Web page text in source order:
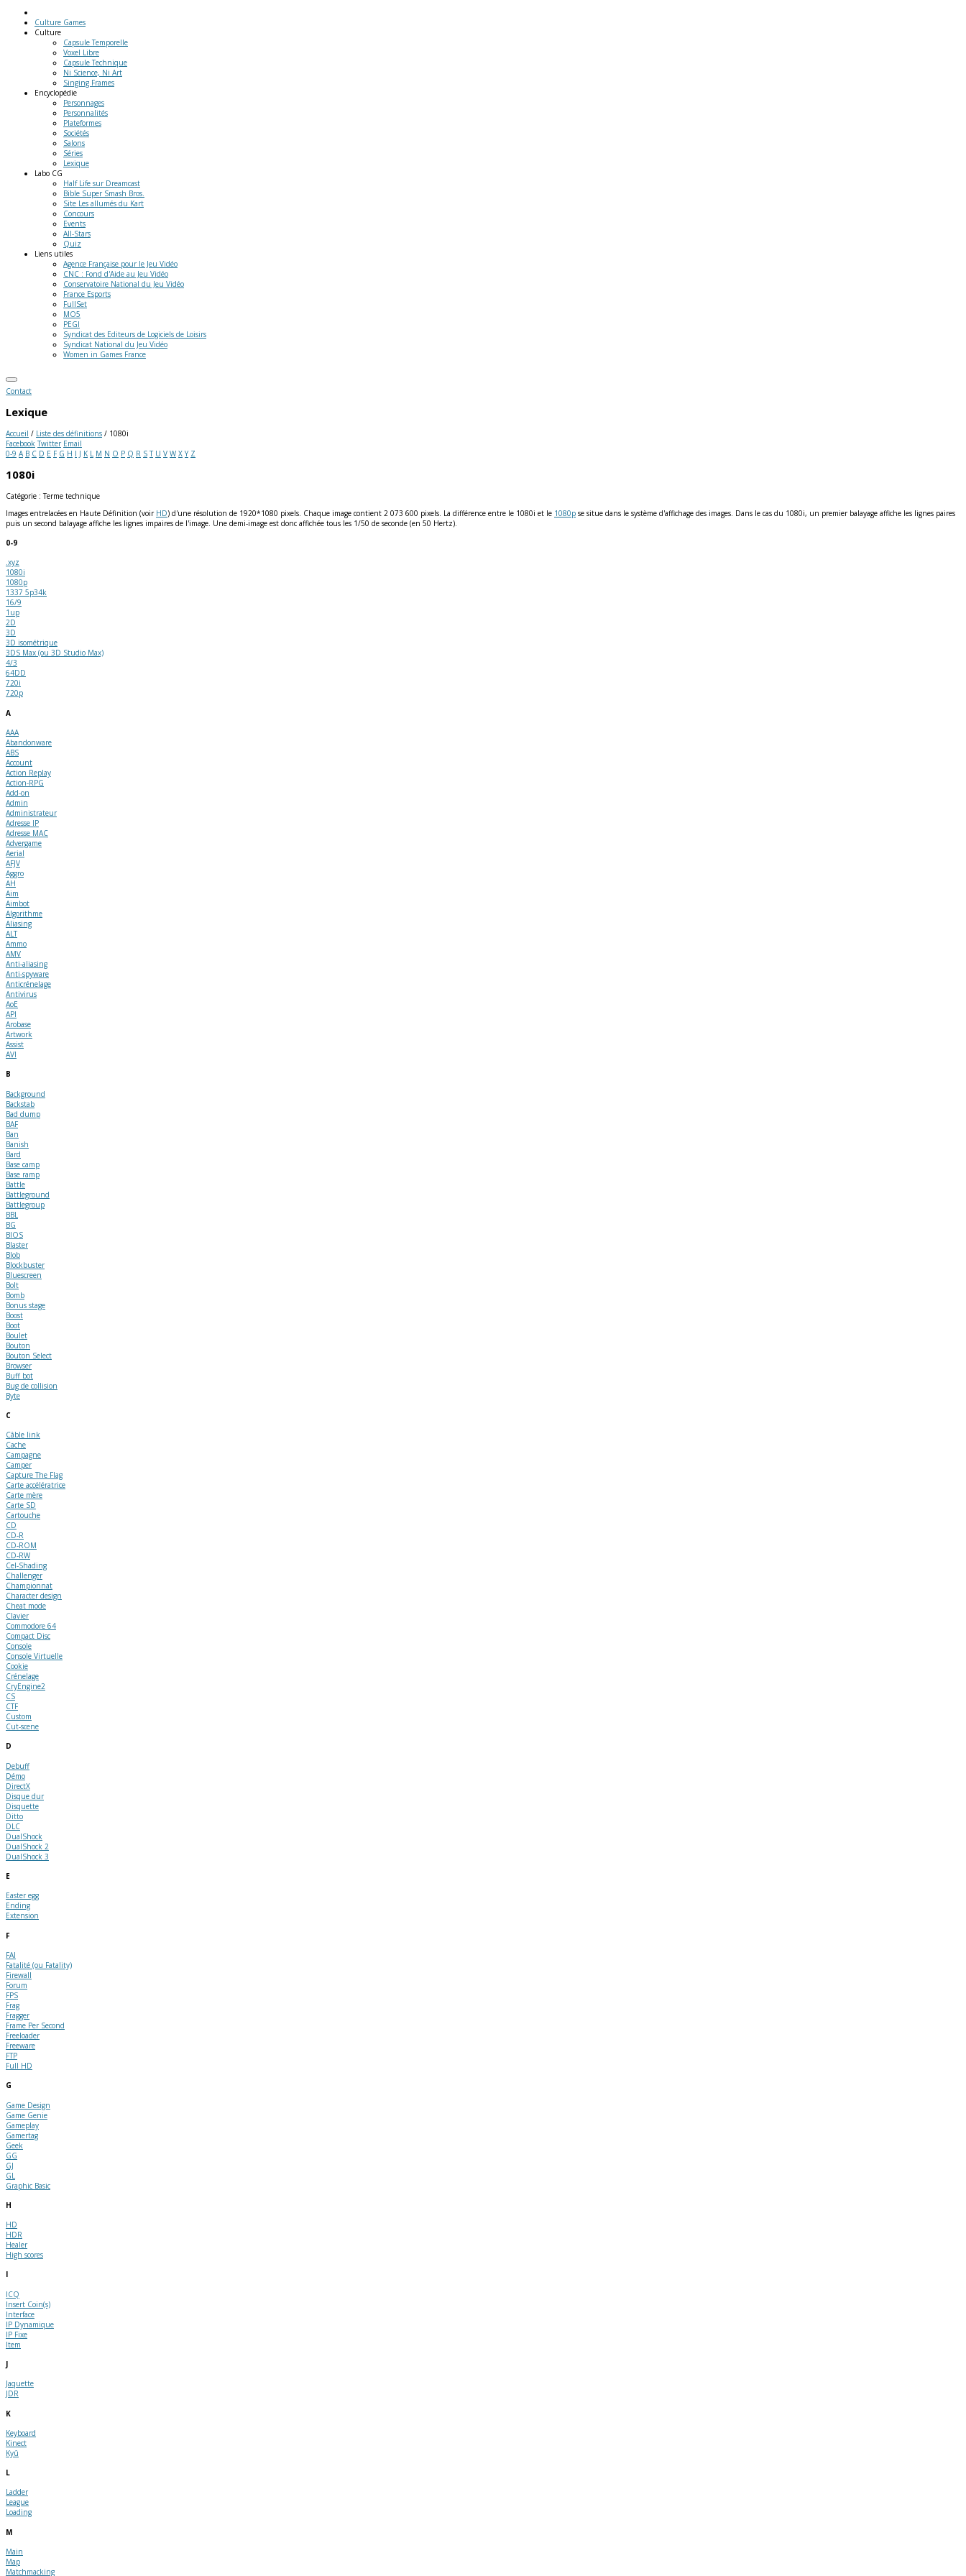
Culture Games
Culture
Capsule Temporelle
Voxel Libre
Capsule Technique
Ni Science, Ni Art
Singing Frames
Encyclopédie
Personnages
Personnalités
Plateformes
Sociétés
Salons
Séries
Lexique
Labo CG
Half Life sur Dreamcast
Bible Super Smash Bros.
Site Les allumés du Kart
Concours
Events
All-Stars
Quiz
Liens utiles
Agence Française pour le Jeu Vidéo
CNC : Fond d'Aide au Jeu Vidéo
Conservatoire National du Jeu Vidéo
France Esports
FullSet
MO5
PEGI
Syndicat des Editeurs de Logiciels de Loisirs
Syndicat National du Jeu Vidéo
Women in Games France
Contact
Lexique
Accueil / Liste des définitions / 1080i
Facebook Twitter Email
0-9 A B C D E F G H I J K L M N O P Q R S T U V W X Y Z
1080i
Catégorie : Terme technique
Images entrelacées en Haute Définition (voir HD) d'une résolution de 1920*1080 pixels. Chaque image contient 2 073 600 pixels. La différence entre le 1080i et le 1080p se situe dans le système d'affichage des images. Dans le cas du 1080i, un premier balayage affiche les lignes paires
puis un second balayage affiche les lignes impaires de l'image. Une demi-image est donc affichée tous les 1/50 de seconde (en 50 Hertz).
0-9
.xyz
1080i
1080p
1337 5p34k
16/9
1up
2D
3D
3D isométrique
3DS Max (ou 3D Studio Max)
4/3
64DD
720i
720p
A
AAA
Abandonware
ABS
Account
Action Replay
Action-RPG
Add-on
Admin
Administrateur
Adresse IP
Adresse MAC
Advergame
Aerial
AFJV
Aggro
AH
Aim
Aimbot
Algorithme
Aliasing
ALT
Ammo
AMV
Anti-aliasing
Anti-spyware
Anticrénelage
Antivirus
AoE
API
Arobase
Artwork
Assist
AVI
B
Background
Backstab
Bad dump
BAF
Ban
Banish
Bard
Base camp
Base ramp
Battle
Battleground
Battlegroup
BBL
BG
BIOS
Blaster
Blob
Blockbuster
Bluescreen
Bolt
Bomb
Bonus stage
Boost
Boot
Boulet
Bouton
Bouton Select
Browser
Buff bot
Bug de collision
Byte
C
Câble link
Cache
Campagne
Camper
Capture The Flag
Carte accélératrice
Carte mère
Carte SD
Cartouche
CD
CD-R
CD-ROM
CD-RW
Cel-Shading
Challenger
Championnat
Character design
Cheat mode
Clavier
Commodore 64
Compact Disc
Console
Console Virtuelle
Cookie
Crénelage
CryEngine2
CS
CTF
Custom
Cut-scene
D
Debuff
Démo
DirectX
Disque dur
Disquette
Ditto
DLC
DualShock
DualShock 2
DualShock 3
E
Easter egg
Ending
Extension
F
FAI
Fatalité (ou Fatality)
Firewall
Forum
FPS
Frag
Fragger
Frame Per Second
Freeloader
Freeware
FTP
Full HD
G
Game Design
Game Genie
Gameplay
Gamertag
Geek
GG
GJ
GL
Graphic Basic
H
HD
HDR
Healer
High scores
I
ICQ
Insert Coin(s)
Interface
IP Dynamique
IP Fixe
Item
J
Jaquette
JDR
K
Keyboard
Kinect
Kyû
L
Ladder
League
Loading
M
Main
Map
Matchmacking